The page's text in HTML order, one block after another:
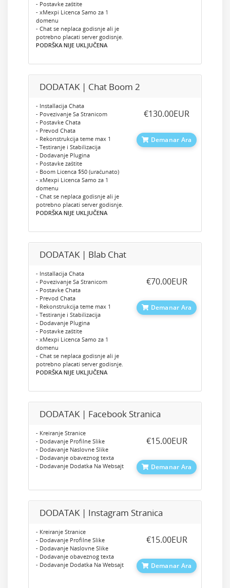
- Postavke zaštite
- xMexpi Licenca Samo za 1
domenu
- Chat se neplaca godisnje ali je
potrebno placati server godisnje.
PODRŠKA NIJE UKLJUČENA
DODATAK | Chat Boom 2
- Installacija Chata
- Povezivanje Sa Stranicom
- Postavke Chata
- Prevod Chata
- Rekonstrukcija teme max 1
- Testiranje i Stabilizacija
- Dodavanje Plugina
- Postavke zaštite
- Boom Licenca $50 (uračunato)
- xMexpi Licenca Samo za 1
domenu
- Chat se neplaca godisnje ali je
potrebno placati server godisnje.
PODRŠKA NIJE UKLJUČENA
‎€130.00EUR
Demanar Ara
DODATAK | Blab Chat
- Installacija Chata
- Povezivanje Sa Stranicom
- Postavke Chata
- Prevod Chata
- Rekonstrukcija teme max 1
- Testiranje i Stabilizacija
- Dodavanje Plugina
- Postavke zaštite
- xMexpi Licenca Samo za 1
domenu
- Chat se neplaca godisnje ali je
potrebno placati server godisnje.
PODRŠKA NIJE UKLJUČENA
‎€70.00EUR
Demanar Ara
DODATAK | Facebook Stranica
- Kreiranje Stranice
- Dodavanje Profilne Slike
- Dodavanje Naslovne Slike
- Dodavanje obaveznog texta
- Dodavanje Dodatka Na Websajt
‎€15.00EUR
Demanar Ara
DODATAK | Instagram Stranica
- Kreiranje Stranice
- Dodavanje Profilne Slike
- Dodavanje Naslovne Slike
- Dodavanje obaveznog texta
- Dodavanje Dodatka Na Websajt
‎€15.00EUR
Demanar Ara